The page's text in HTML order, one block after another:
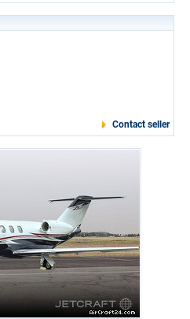
Contact seller